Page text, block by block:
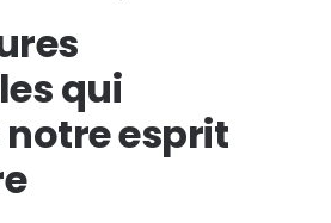
qui
esprit